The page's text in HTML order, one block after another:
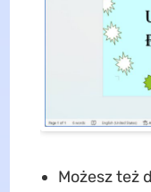
Możesz też